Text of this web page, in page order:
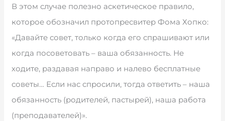
В этом случае полезно аскетическое правило,
которое обозначил протопресвитер Фома Хопко:
«Давайте совет, только когда его спрашивают или
когда посоветовать – ваша обязанность. Не
ходите, раздавая направо и налево бесплатные
советы… Если нас спросили, тогда ответить – наша
обязанность (родителей, пастырей), наша работа
(преподавателей)».